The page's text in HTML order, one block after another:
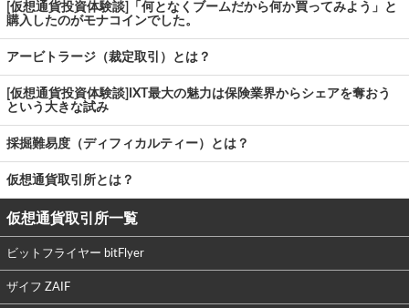
[仮想通貨投資体験談]「何となくブームだから何か買ってみよう」と
購入したのがモナコインでした。
アービトラージ（裁定取引）とは？
[仮想通貨投資体験談]IXT最大の魅力は保険業界からシェアを奪おう
という大きな試み
採掘難易度（ディフィカルティー）とは？
仮想通貨取引所とは？
仮想通貨取引所一覧
ビットフライヤー bitFlyer
ザイフ ZAIF